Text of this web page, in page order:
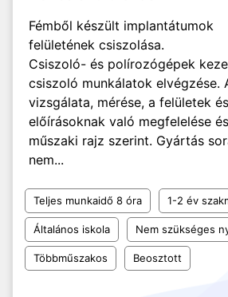
Fémből készült implantátumok
felületének csiszolása.
Csiszoló- és polírozógépek
csiszoló munkálatok elvégzése.
vizsgálata, mérése, a felületek
előírásoknak való megfelelése
műszaki rajz szerint. Gyártás
nem...
Teljes munkaidő 8 óra 1-2 év
Általános iskola Nem szükséges
Többműszakos Beosztott